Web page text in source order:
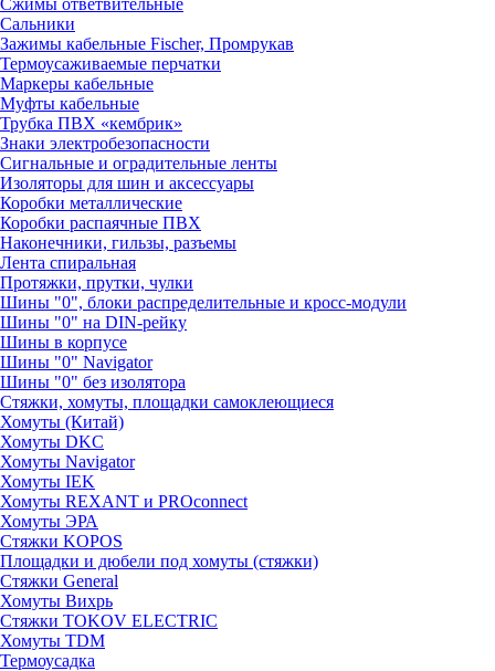
Сжимы ответвительные
Сальники
Зажимы кабельные Fischer, Промрукав
Термоусаживаемые перчатки
Маркеры кабельные
Муфты кабельные
Трубка ПВХ «кембрик»
Знаки электробезопасности
Сигнальные и оградительные ленты
Изоляторы для шин и аксессуары
Коробки металлические
Коробки распаячные ПВХ
Наконечники, гильзы, разъемы
Лента спиральная
Протяжки, прутки, чулки
Шины "0", блоки распределительные и кросс-модули
Шины "0" на DIN-рейку
Шины в корпусе
Шины "0" Navigator
Шины "0" без изолятора
Стяжки, хомуты, площадки самоклеющиеся
Хомуты (Китай)
Хомуты DKC
Хомуты Navigator
Хомуты IEK
Хомуты REXANT и PROconnect
Хомуты ЭРА
Стяжки KOPOS
Площадки и дюбели под хомуты (стяжки)
Стяжки General
Хомуты Вихрь
Стяжки TOKOV ELECTRIC
Хомуты TDM
Термоусадка